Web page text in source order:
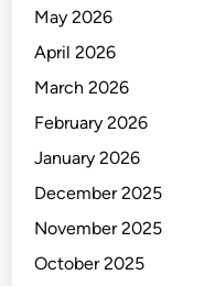
May 2026
April 2026
March 2026
February 2026
January 2026
December 2025
November 2025
October 2025